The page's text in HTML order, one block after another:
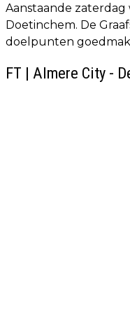
Aanstaande
Doetinchem. De
doelpunten
FT | Almere City -